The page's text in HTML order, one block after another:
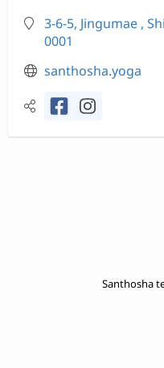
3-6-5, Jingumae ,
0001
santhosha.yoga
Santhosha